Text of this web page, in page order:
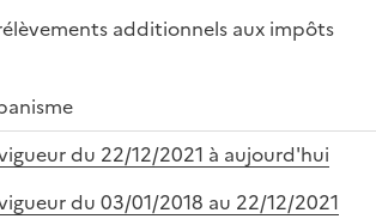
additionnels aux impôts
du 22/12/2021 à aujourd'hui
du 03/01/2018 au 22/12/2021